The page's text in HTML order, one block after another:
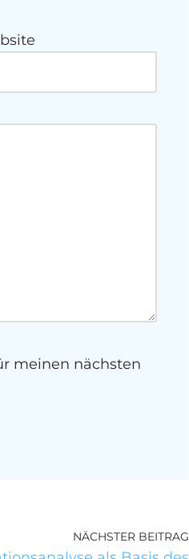
meinen nächsten
NÄCHSTER BEITRAG